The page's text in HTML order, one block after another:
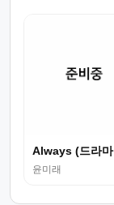
Always (드라마
윤미래